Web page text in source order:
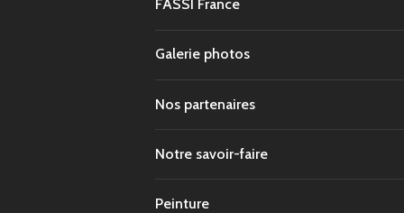
FASSI France
Galerie photos
Nos partenaires
Notre savoir-faire
Peinture